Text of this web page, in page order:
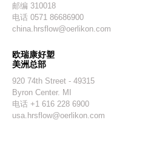
邮编 310018
电话 0571 86686900
china.hrsflow@oerlikon.com
欧瑞康好塑
美洲总部
920 74th Street - 49315
Byron Center. MI
电话 +1 616 228 6900
usa.hrsflow@oerlikon.com